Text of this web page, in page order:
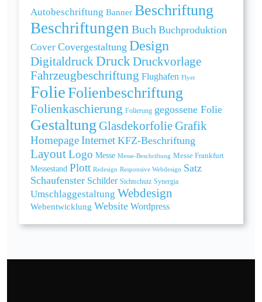
Autobeschriftung Banner Beschriftung
Beschriftungen Buch Buchproduktion
Cover Covergestaltung Design
Digitaldruck Druck Druckvorlage
Fahrzeugbeschriftung Flughafen Flyer
FolieFolienbeschriftung
Folienkaschierung Folierung gegossene Folie
Gestaltung Glasdekorfolie Grafik
HomepageInternet KFZ-Beschriftung
LayoutLogo Messe Messe-Beschriftung Messe Frankfurt
Messestand Plott Redesign Responsive Webdesign Satz
Schaufenster Schilder Sichtschutz Synergia
Umschlaggestaltung Webdesign
Webentwicklung Website Wordpress